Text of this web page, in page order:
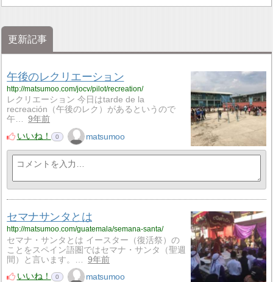
更新記事
午後のレクリエーション
http://matsumoo.com/jocv/pilot/recreation/
レクリエーション 今日はtarde de la
recreación（午後のレク）があるというので
午…
9年前
いいね！
0 matsumoo
セマナサンタとは
http://matsumoo.com/guatemala/semana-santa/
セマナ・サンタとは イースター（復活祭）の
ことをスペイン語圏ではセマナ・サンタ（聖週
間）と言います。…
9年前
いいね！
0 matsumoo